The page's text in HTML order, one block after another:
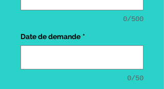
0/500
Date de demande *
0/50